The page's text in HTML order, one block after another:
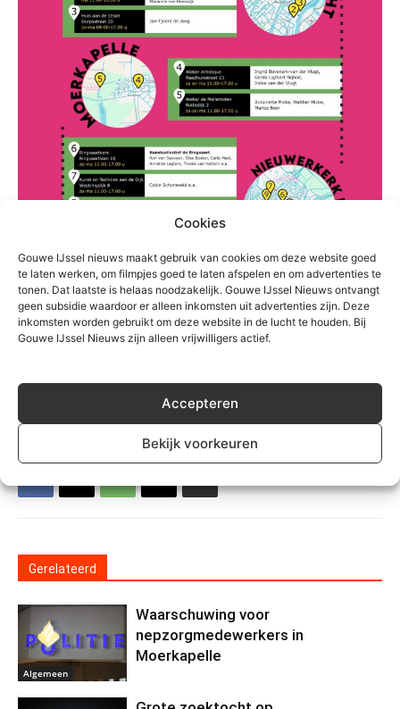
Cookies
Gouwe IJssel nieuws maakt gebruik van cookies om deze website goed
te laten werken, om filmpjes goed te laten afspelen en om advertenties te
tonen. Dat laatste is helaas noodzakelijk. Gouwe IJssel Nieuws ontvangt
geen subsidie waardoor er alleen inkomsten uit advertenties zijn. Deze
inkomsten worden gebruikt om deze website in de lucht te houden. Bij
Gouwe IJssel Nieuws zijn alleen vrijwilligers actief.
Accepteren
Bekijk voorkeuren
Gerelateerd
Algemeen
Waarschuwing voor
nepzorgmedewerkers in
Moerkapelle